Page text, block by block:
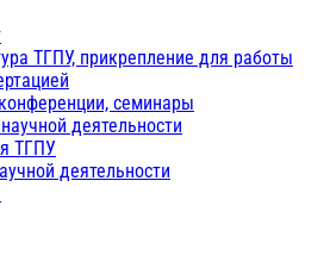
ТГПУ, прикрепление для работы
семинары
деятельности
ТГПУ
деятельности